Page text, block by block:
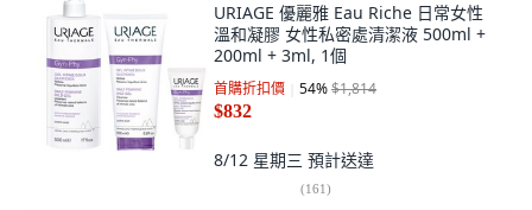
URIAGE 優麗雅 Eau Riche 日常女性
溫和凝膠 女性私密處清潔液 500ml +
200ml + 3ml, 1個
首購折扣價 54%$1,814
$832
8/12 星期三 預計送達
(161)